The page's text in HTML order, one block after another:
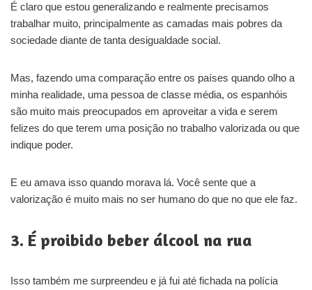
É claro que estou generalizando e realmente precisamos
trabalhar muito, principalmente as camadas mais pobres da
sociedade diante de tanta desigualdade social.
Mas, fazendo uma comparação entre os países quando olho a
minha realidade, uma pessoa de classe média, os espanhóis
são muito mais preocupados em aproveitar a vida e serem
felizes do que terem uma posição no trabalho valorizada ou que
indique poder.
E eu amava isso quando morava lá. Você sente que a
valorização é muito mais no ser humano do que no que ele faz.
3. É proibido beber álcool na rua
Isso também me surpreendeu e já fui até fichada na polícia